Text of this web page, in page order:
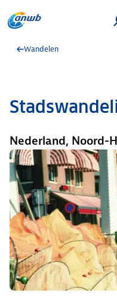
Wandelen
Nederland, Noord-